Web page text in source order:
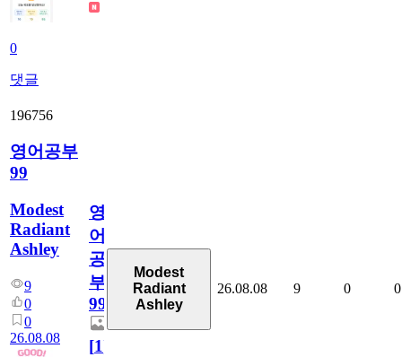
0
댓글
196756
영어공부
99
Modest
Radiant
Ashley
9
0
0
26.08.08
영
어
공
부
99
[1]
Modest
Radiant
Ashley
26.08.08 9 0 0